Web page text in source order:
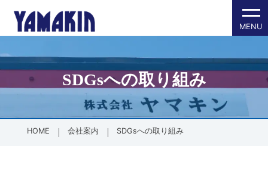
防塵保護製品 内側に挿し込
その他製品 各種パッキン
会社案内
会社案内TOPへ
会社概要
SDGsへの取
SDGsへの取り組み
HOME 会社案内 SDGsへの取り組み